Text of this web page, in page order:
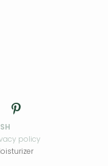
policy